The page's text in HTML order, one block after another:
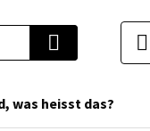
was heisst das?